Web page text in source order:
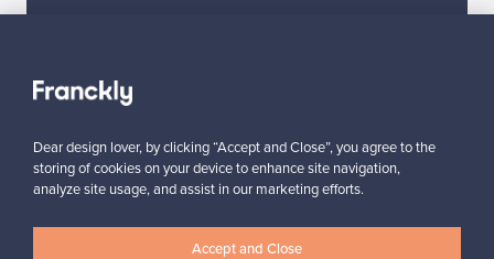
Aitoa designia Turvalliset maksut
Dear design lover, by clicking “Accept and Close”, you agree to the
storing of cookies on your device to enhance site navigation,
analyze site usage, and assist in our marketing efforts.
Accept and Close